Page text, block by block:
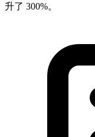
升了 300%。